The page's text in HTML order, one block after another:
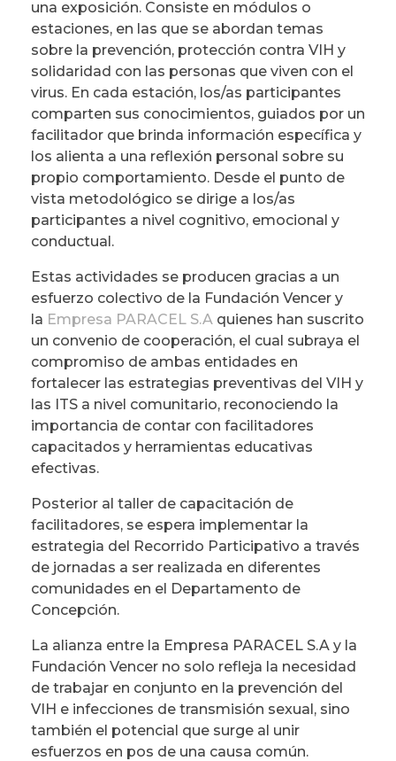
una exposición. Consiste en módulos o
estaciones, en las que se abordan temas
sobre la prevención, protección contra VIH y
solidaridad con las personas que viven con el
virus. En cada estación, los/as participantes
comparten sus conocimientos, guiados por un
facilitador que brinda información específica y
los alienta a una reflexión personal sobre su
propio comportamiento. Desde el punto de
vista metodológico se dirige a los/as
participantes a nivel cognitivo, emocional y
conductual.
Estas actividades se producen gracias a un
esfuerzo colectivo de la Fundación Vencer y
la Empresa PARACEL S.A quienes han suscrito
un convenio de cooperación, el cual subraya el
compromiso de ambas entidades en
fortalecer las estrategias preventivas del VIH y
las ITS a nivel comunitario, reconociendo la
importancia de contar con facilitadores
capacitados y herramientas educativas
efectivas.
Posterior al taller de capacitación de
facilitadores, se espera implementar la
estrategia del Recorrido Participativo a través
de jornadas a ser realizada en diferentes
comunidades en el Departamento de
Concepción.
La alianza entre la Empresa PARACEL S.A y la
Fundación Vencer no solo refleja la necesidad
de trabajar en conjunto en la prevención del
VIH e infecciones de transmisión sexual, sino
también el potencial que surge al unir
esfuerzos en pos de una causa común.